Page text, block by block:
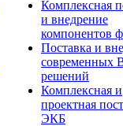
Комплексная
и внедрение
компонентов
Поставка и
современных
решений
Комплексная и
проектная
ЭКБ